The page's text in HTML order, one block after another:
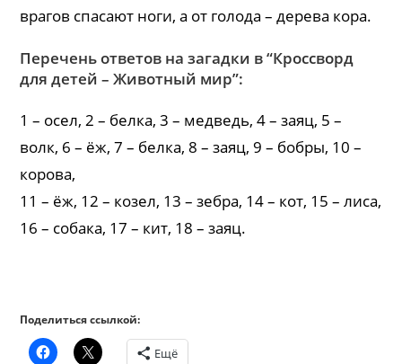
врагов спасают ноги, а от голода – дерева кора.
Перечень ответов на загадки в “Кроссворд
для детей – Животный мир”:
1 – осел, 2 – белка, 3 – медведь, 4 – заяц, 5 –
волк, 6 – ёж, 7 – белка, 8 – заяц, 9 – бобры, 10 –
корова,
11 – ёж, 12 – козел, 13 – зебра, 14 – кот, 15 – лиса,
16 – собака, 17 – кит, 18 – заяц.
Поделиться ссылкой:
Ещё